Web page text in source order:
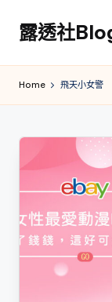
Skip
content
露透社
社
天
Home 飛天小女警